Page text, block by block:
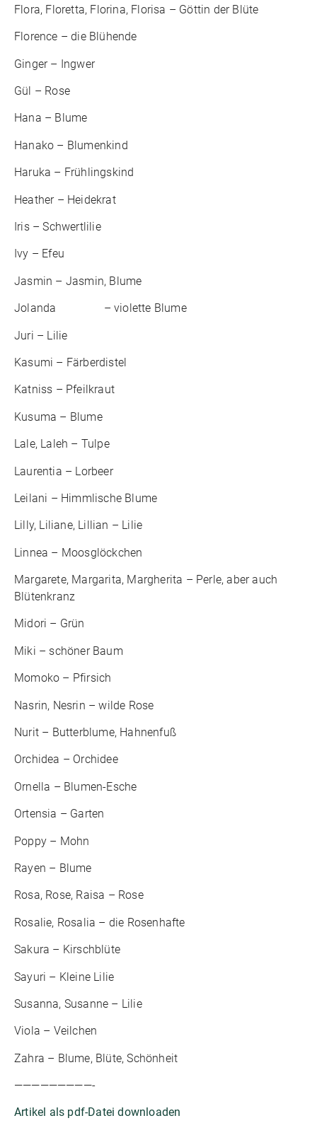
Flora, Floretta, Florina, Florisa – Göttin der Blüte
Florence – die Blühende
Ginger – Ingwer
Gül – Rose
Hana – Blume
Hanako – Blumenkind
Haruka – Frühlingskind
Heather – Heidekrat
Iris – Schwertlilie
Ivy – Efeu
Jasmin – Jasmin, Blume
Jolanda – violette Blume
Juri – Lilie
Kasumi – Färberdistel
Katniss – Pfeilkraut
Kusuma – Blume
Lale, Laleh – Tulpe
Laurentia – Lorbeer
Leilani – Himmlische Blume
Lilly, Liliane, Lillian – Lilie
Linnea – Moosglöckchen
Margarete, Margarita, Margherita – Perle, aber auch
Blütenkranz
Midori – Grün
Miki – schöner Baum
Momoko – Pfirsich
Nasrin, Nesrin – wilde Rose
Nurit – Butterblume, Hahnenfuß
Orchidea – Orchidee
Ornella – Blumen-Esche
Ortensia – Garten
Poppy – Mohn
Rayen – Blume
Rosa, Rose, Raisa – Rose
Rosalie, Rosalia – die Rosenhafte
Sakura – Kirschblüte
Sayuri – Kleine Lilie
Susanna, Susanne – Lilie
Viola – Veilchen
Zahra – Blume, Blüte, Schönheit
—————————-
Artikel als pdf-Datei downloaden